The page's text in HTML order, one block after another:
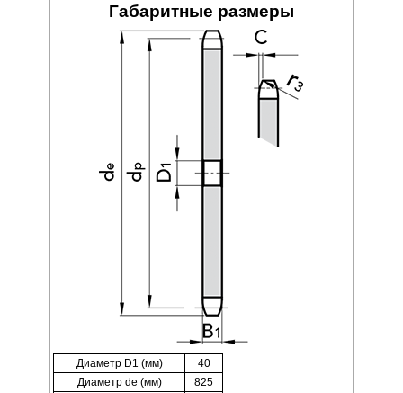
Габаритные размеры
Диаметр D1 (мм)
40
Диаметр de (мм)
825